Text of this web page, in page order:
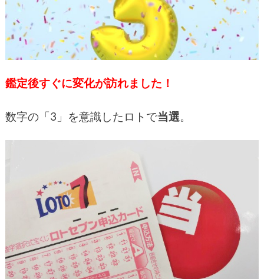
鑑定後すぐに変化が訪れました！
数字の「3」を意識したロトで当選。